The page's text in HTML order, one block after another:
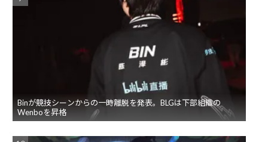
Binが競技シーンからの一時離脱を発表。BLGは下部組織の
Wenboを昇格